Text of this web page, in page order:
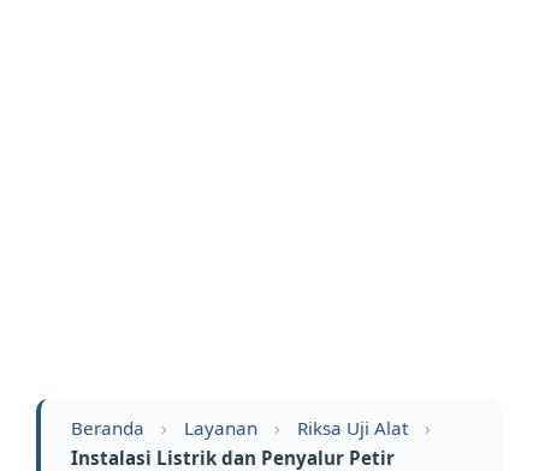
Beranda › Layanan › Riksa Uji Alat
›
Instalasi Listrik dan Penyalur Petir